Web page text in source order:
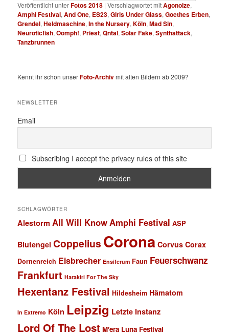
Veröffentlicht unterFotos 2018 |Verschlagwortet mitAgonoize,
Amphi Festival,And One, ES23,Girls Under Glass,Goethes Erben,
Grendel,Heldmaschine,In the Nursery,Köln,Mad Sin,
Neuroticfish,Oomph!, Priest,Qntal,Solar Fake,Synthattack,
Tanzbrunnen
Kennt ihr schon unserFoto-Archivmit alten Bildern ab 2009?
NEWSLETTER
Email
Subscribing I accept the privacy rules of this site
SCHLAGWÖRTER
Alestorm All Will KnowAmphi Festival ASP
Blutengel Coppelius Corona Corvus Corax
Dornenreich Eisbrecher Ensiferum Faun Feuerschwanz
Frankfurt Harakiri For The Sky
Hexentanz Festival Hildesheim Hämatom
In Extremo Köln Leipzig Letzte Instanz
Lord Of The Lost M'era Luna Festival